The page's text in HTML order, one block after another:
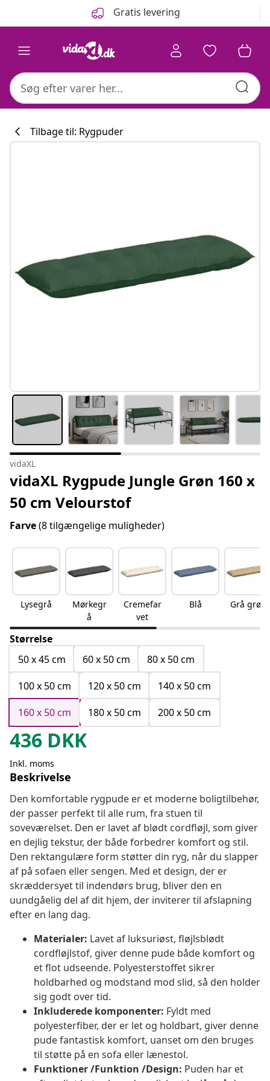
Gratis levering
Tilbage til: Rygpuder
vidaXL
vidaXL Rygpude Jungle Grøn 160 x
50 cm Velourstof
Farve(8 tilgængelige muligheder)
Lysegrå
Mørkegr
å
Cremefar
vet
Blå Grå grøn
Størrelse
50 x 45 cm
60 x 50 cm
80 x 50 cm
100 x 50 cm
120 x 50 cm
140 x 50 cm
160 x 50 cm
180 x 50 cm 200 x 50 cm
436 DKK
Inkl. moms
Beskrivelse
Den komfortable rygpude er et moderne boligtilbehør,
der passer perfekt til alle rum, fra stuen til
soveværelset. Den er lavet af blødt cordfløjl, som giver
en dejlig tekstur, der både forbedrer komfort og stil.
Den rektangulære form støtter din ryg, når du slapper
af på sofaen eller sengen. Med et design, der er
skræddersyet til indendørs brug, bliver den en
uundgåelig del af dit hjem, der inviterer til afslapning
efter en lang dag.
Materialer: Lavet af luksuriøst, fløjlsblødt
cordfløjlstof, giver denne pude både komfort og
et flot udseende. Polyesterstoffet sikrer
holdbarhed og modstand mod slid, så den holder
sig godt over tid.
Inkluderede komponenter: Fyldt med
polyesterfiber, der er let og holdbart, giver denne
pude fantastisk komfort, uanset om den bruges
til støtte på en sofa eller lænestol.
Funktioner /Funktion /Design: Puden har et